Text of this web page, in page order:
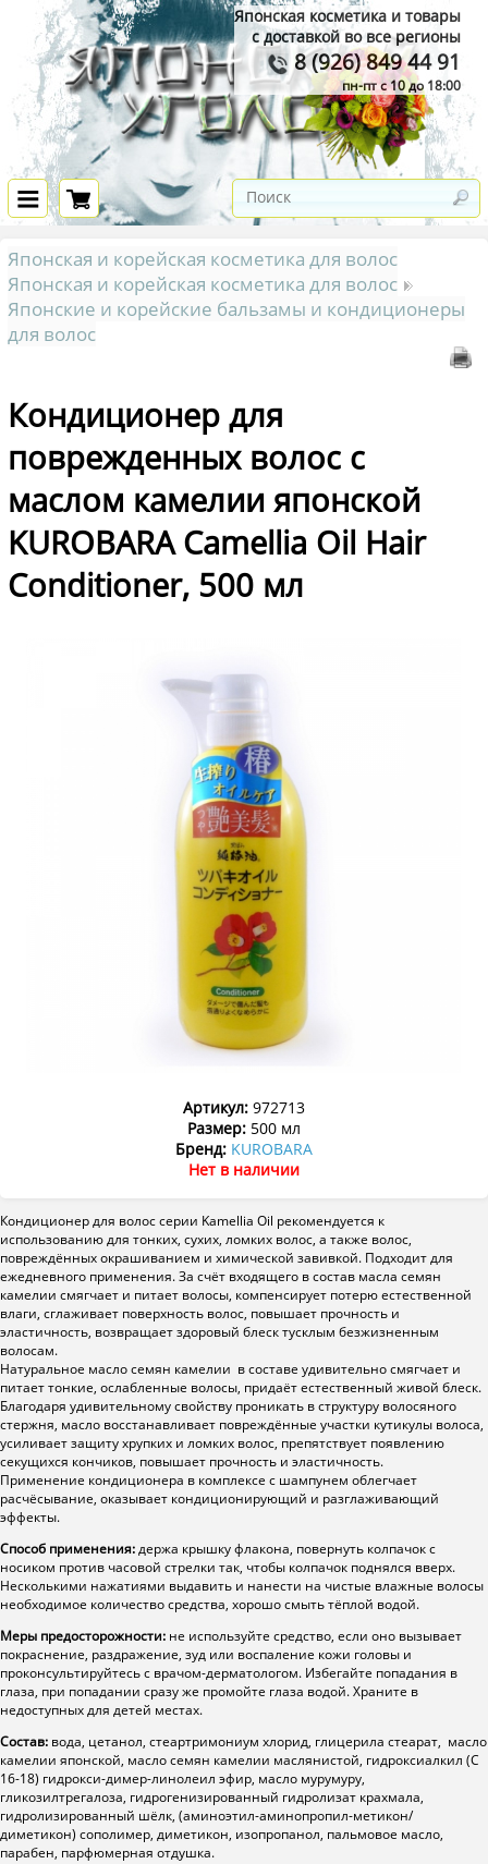
Японская косметика и товары
с доставкой во все регионы
8 (926) 849 44 91
пн-пт с 10 до 18:00
Японская и корейская косметика для волос
Японская и корейская косметика для волос
Японские и корейские бальзамы и кондиционеры
для волос
Кондиционер для
поврежденных волос с
маслом камелии японской
KUROBARA Camellia Oil Hair
Conditioner, 500 мл
Артикул:972713
Размер:500 мл
Бренд: KUROBARA
Нет в наличии
Кондиционер для волос серии Kamellia Oil рекомендуется к
использованию для тонких, сухих, ломких волос, а также волос,
повреждённых окрашиванием и химической завивкой. Подходит для
ежедневного применения. За счёт входящего в состав масла семян
камелии смягчает и питает волосы, компенсирует потерю естественной
влаги, сглаживает поверхность волос, повышает прочность и
эластичность, возвращает здоровый блеск тусклым безжизненным
волосам.
Натуральное масло семян камелии в составе удивительно смягчает и
питает тонкие, ослабленные волосы, придаёт естественный живой блеск.
Благодаря удивительному свойству проникать в структуру волосяного
стержня, масло восстанавливает повреждённые участки кутикулы волоса,
усиливает защиту хрупких и ломких волос, препятствует появлению
секущихся кончиков, повышает прочность и эластичность.
Применение кондиционера в комплексе с шампунем облегчает
расчёсывание, оказывает кондиционирующий и разглаживающий
эффекты.
Способ применения:держа крышку флакона, повернуть колпачок с
носиком против часовой стрелки так, чтобы колпачок поднялся вверх.
Несколькими нажатиями выдавить и нанести на чистые влажные волосы
необходимое количество средства, хорошо смыть тёплой водой.
Меры предосторожности: не используйте средство, если оно вызывает
покраснение, раздражение, зуд или воспаление кожи головы и
проконсультируйтесь с врачом-дерматологом. Избегайте попадания в
глаза, при попадании сразу же промойте глаза водой. Храните в
недоступных для детей местах.
Состав: вода, цетанол, стеартримониум хлорид, глицерила стеарат, масло
камелии японской, масло семян камелии маслянистой, гидроксиалкил (С
16-18) гидрокси-димер-линолеил эфир, масло мурумуру,
гликозилтрегалоза, гидрогенизированный гидролизат крахмала,
гидролизированный шёлк, (аминоэтил-аминопропил-метикон/
диметикон) сополимер, диметикон, изопропанол, пальмовое масло,
парабен, парфюмерная отдушка.